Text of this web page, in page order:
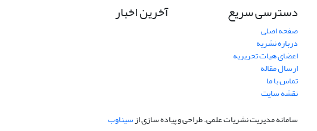
دسترسی سریع
صفحه اصلی
درباره نشریه
اعضای هیات تحریریه
ارسال مقاله
تماس با ما
نقشه سایت
آخرین اخبار
سامانه مدیریت نشریات علمی.طراحی و پیاده سازی ازسیناوب